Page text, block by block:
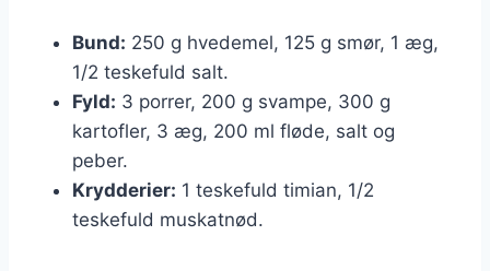
Bund: 250 g hvedemel, 125 g smør, 1 æg,
1/2 teskefuld salt.
Fyld: 3 porrer, 200 g svampe, 300 g
kartofler, 3 æg, 200 ml fløde, salt og
peber.
Krydderier: 1 teskefuld timian, 1/2
teskefuld muskatnød.